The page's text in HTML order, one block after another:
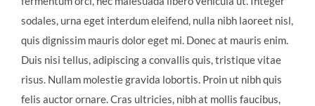
sodales, urna eget interdum eleifend, nulla nibh laoreet nisl,
quis dignissim mauris dolor eget mi. Donec at mauris enim.
Duis nisi tellus, adipiscing a convallis quis, tristique vitae
risus. Nullam molestie gravida lobortis. Proin ut nibh quis
felis auctor ornare. Cras ultricies, nibh at mollis faucibus,